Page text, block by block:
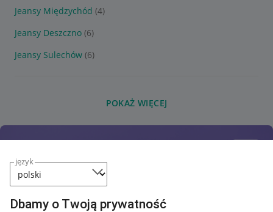
język
Dbamy o Twoją prywatność
Jeansy Międzychód (4)
Jeansy Deszczno (6)
Jeansy Sulechów (6)
POKAŻ WIĘCEJ